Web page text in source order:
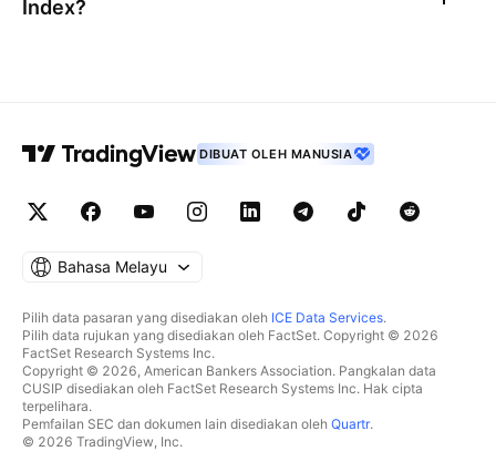
Index?
DIBUAT OLEH MANUSIA
Bahasa Melayu
Pilih data pasaran yang disediakan oleh ICE Data Services.
Pilih data rujukan yang disediakan oleh FactSet. Copyright © 2026
FactSet Research Systems Inc.
Copyright © 2026, American Bankers Association. Pangkalan data
CUSIP disediakan oleh FactSet Research Systems Inc. Hak cipta
terpelihara.
Pemfailan SEC dan dokumen lain disediakan oleh Quartr.
© 2026 TradingView, Inc.